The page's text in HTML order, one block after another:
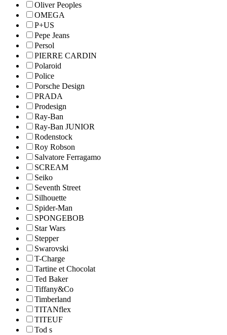
Oliver Peoples
OMEGA
P+US
Pepe Jeans
Persol
PIERRE CARDIN
Polaroid
Police
Porsche Design
PRADA
Prodesign
Ray-Ban
Ray-Ban JUNIOR
Rodenstock
Roy Robson
Salvatore Ferragamo
SCREAM
Seiko
Seventh Street
Silhouette
Spider-Man
SPONGEBOB
Star Wars
Stepper
Swarovski
T-Charge
Tartine et Chocolat
Ted Baker
Tiffany&Co
Timberland
TITANflex
TITEUF
Tod s